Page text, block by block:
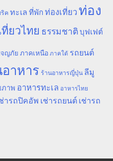
คทะเล ที่พัก ท่องเที่ยวท่อง
ที่ยวไทย ธรรมชาติ บุฟเฟต์
ญภัย ภาคเหนือ ภาคใต้ รถยนต์
าหาร ร้านอาหารญี่ปุ่น ลีมู
าพ อาหารทะเล อาหารไทย
ารถปิคอัพ เช่ารถยนต์ เช่ารถ